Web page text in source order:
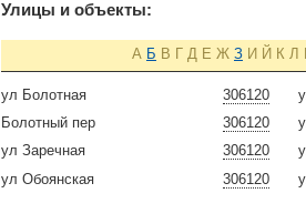
Улицы и объекты:
А Б В Г Д Е Ж З И Й К Л
306120
ул Болотная
306120
Болотный пер
306120
ул Заречная
306120
ул Обоянская